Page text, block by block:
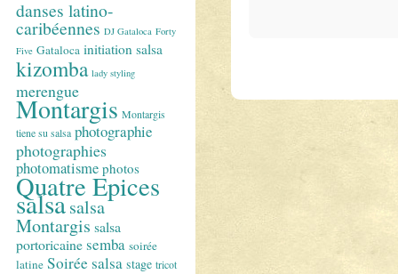
danses latino-
caribéennes DJ Gataloca Forty
Five Gataloca initiation salsa
kizomba lady styling
merengue
Montargis Montargis
tiene su salsa photographie
photographies
photomatisme photos
Quatre Epices
salsasalsa
Montargis salsa
portoricainesemba soirée
latine Soirée salsa stage tricot